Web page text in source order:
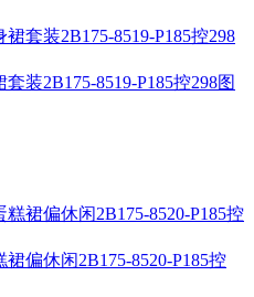
装2B175-8519-P185控298图
偏休闲2B175-8520-P185控